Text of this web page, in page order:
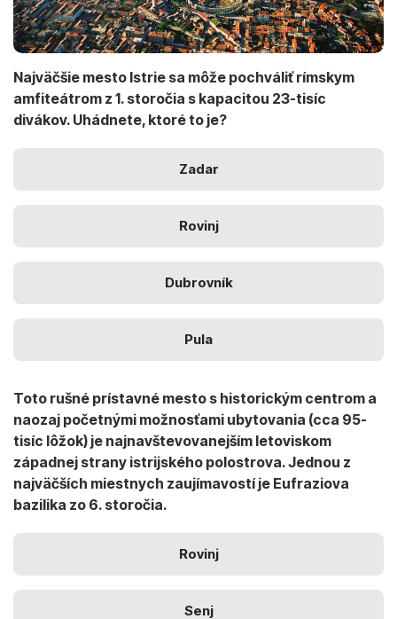
Najväčšie mesto Istrie sa môže pochváliť rímskym
amfiteátrom z 1. storočia s kapacitou 23-tisíc
divákov. Uhádnete, ktoré to je?
Zadar
Rovinj
Dubrovník
Pula
Toto rušné prístavné mesto s historickým centrom a
naozaj početnými možnosťami ubytovania (cca 95-
tisíc lôžok) je najnavštevovanejším letoviskom
západnej strany istrijského polostrova. Jednou z
najväčších miestnych zaujímavostí je Eufraziova
bazilika zo 6. storočia.
Rovinj
Senj